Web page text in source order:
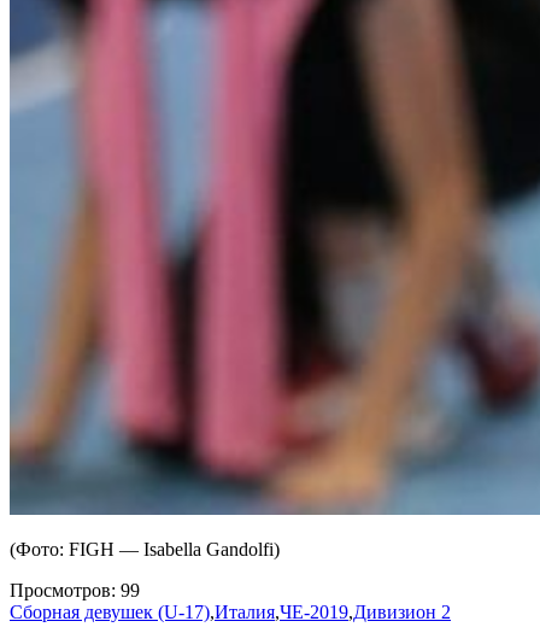
(Фото: FIGH — Isabella Gandolfi)
Просмотров: 99
Сборная девушек (U-17),Италия,ЧЕ-2019,Дивизион 2